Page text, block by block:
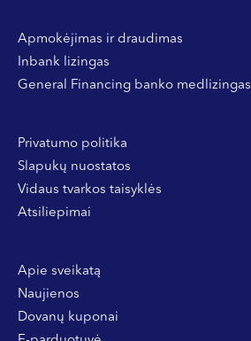
Apmokėjimas ir draudimas
Inbank lizingas
General Financing banko medlizingas
Privatumo politika
Slapukų nuostatos
Vidaus tvarkos taisyklės
Atsiliepimai
Apie sveikatą
Naujienos
Dovanų kuponai